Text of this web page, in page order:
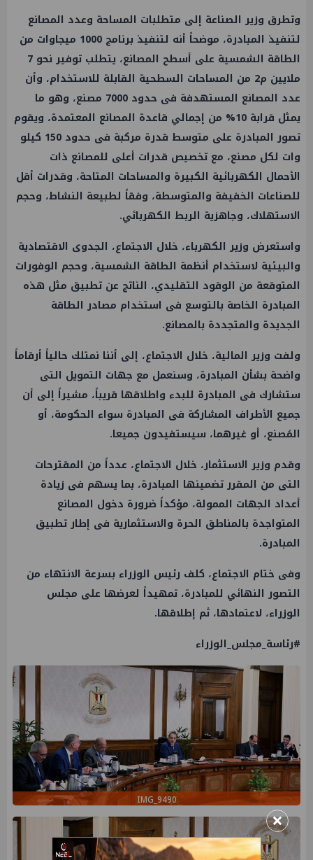
وتطرق وزير الصناعة إلى متطلبات المساحة وعدد المصانع
لتنفيذ المبادرة، موضحاً أنه لتنفيذ برنامج 1000 ميجاوات من
الطاقة الشمسية على أسطح المصانع، يتطلب توفير نحو 7
ملايين م2 من المساحات السطحية القابلة للاستخدام، وأن
عدد المصانع المستهدفة فى حدود 7000 مصنع، وهو ما
يمثل قرابة 10% من إجمالي قاعدة المصانع المعتمدة، ويقوم
تصور المبادرة على متوسط قدرة مركبة فى حدود 150 كيلو
وات لكل مصنع، مع تخصيص قدرات أعلى للمصانع ذات
الأحمال الكهربائية الكبيرة والمساحات المتاحة، وقدرات أقل
للصناعات الخفيفة والمتوسطة، وفقاً لطبيعة النشاط، وحجم
الاستهلاك، وجاهزية الربط الكهربائي.
واستعرض وزير الكهرباء، خلال الاجتماع، الجدوى الاقتصادية
والبيئية لاستخدام أنظمة الطاقة الشمسية، وحجم الوفورات
المتوقعة من الوقود التقليدي، الناتج عن تطبيق مثل هذه
المبادرة الخاصة بالتوسع فى استخدام مصادر الطاقة
الجديدة والمتجددة بالمصانع.
ولفت وزير المالية، خلال الاجتماع، إلى أننا نمتلك حالياً أرقاماً
واضحة بشأن المبادرة، وسنعمل مع جهات التمويل التى
ستشارك فى المبادرة للبدء واطلاقها قريباً، مشيراً إلى أن
جميع الأطراف المشاركة فى المبادرة سواء الحكومة، أو
المُصنع، أو غيرهما، سيستفيدون جميعا.
وقدم وزير الاستثمار، خلال الاجتماع، عدداً من المقترحات
التى من المقرر تضمينها المبادرة، بما يسهم فى زيادة
أعداد الجهات الممولة، مؤكداً ضرورة دخول المصانع
المتواجدة بالمناطق الحرة والاستثمارية فى إطار تطبيق
المبادرة.
وفى ختام الاجتماع، كلف رئيس الوزراء بسرعة الانتهاء من
التصور النهائي للمبادرة، تمهيداً لعرضها على مجلس
الوزراء، لاعتمادها، ثم إطلاقها.
#رئاسة_مجلس_الوزراء
IMG_9490
×